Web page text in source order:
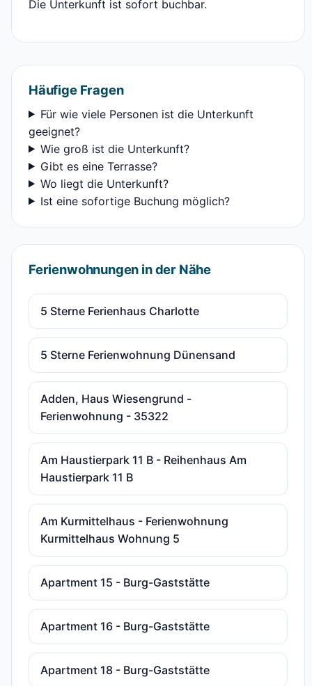
Die Unterkunft ist sofort buchbar.
Häufige Fragen
Für wie viele Personen ist die Unterkunft
geeignet?
Wie groß ist die Unterkunft?
Gibt es eine Terrasse?
Wo liegt die Unterkunft?
Ist eine sofortige Buchung möglich?
Ferienwohnungen in der Nähe
5 Sterne Ferienhaus Charlotte
5 Sterne Ferienwohnung Dünensand
Adden, Haus Wiesengrund -
Ferienwohnung - 35322
Am Haustierpark 11 B - Reihenhaus Am
Haustierpark 11 B
Am Kurmittelhaus - Ferienwohnung
Kurmittelhaus Wohnung 5
Apartment 15 - Burg-Gaststätte
Apartment 16 - Burg-Gaststätte
Apartment 18 - Burg-Gaststätte